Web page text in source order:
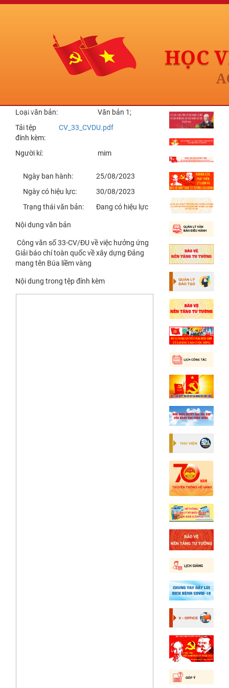
Trích yếu: Công văn số 33-CV/ĐU
về việc hưởng ứng Giải báo chí
Loại văn bản:
Văn bản 1;
Tải tệp
đính kèm:
CV_33_CVDU.pdf
Người kí: mim
Ngày ban hành:
25/08/2023
Ngày có hiệu lực:
30/08/2023
Trạng thái văn bản:
Đang có hiệu lực
Nội dung văn bản
Công văn số 33-CV/ĐU về việc hưởng ứng
Giải báo chí toàn quốc về xây dựng Đảng
mang tên Búa liềm vàng
Nội dung trong tệp đính kèm